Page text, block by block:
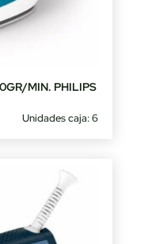
MIN. PHILIPS
Unidades caja: 6